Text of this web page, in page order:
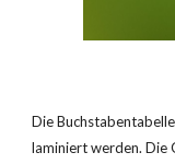
Die
laminiert werden. Die